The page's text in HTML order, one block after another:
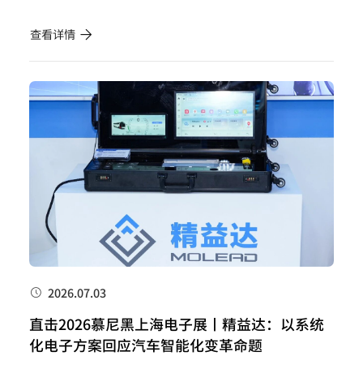
查看详情
2026.07.03
直击2026慕尼黑上海电子展丨精益达：以系统
化电子方案回应汽车智能化变革命题